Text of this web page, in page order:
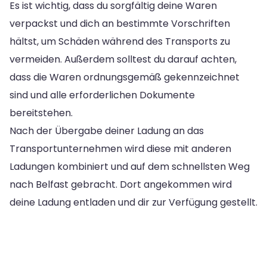
Es ist wichtig, dass du sorgfältig deine Waren
verpackst und dich an bestimmte Vorschriften
hältst, um Schäden während des Transports zu
vermeiden. Außerdem solltest du darauf achten,
dass die Waren ordnungsgemäß gekennzeichnet
sind und alle erforderlichen Dokumente
bereitstehen.
Nach der Übergabe deiner Ladung an das
Transportunternehmen wird diese mit anderen
Ladungen kombiniert und auf dem schnellsten Weg
nach Belfast gebracht. Dort angekommen wird
deine Ladung entladen und dir zur Verfügung gestellt.